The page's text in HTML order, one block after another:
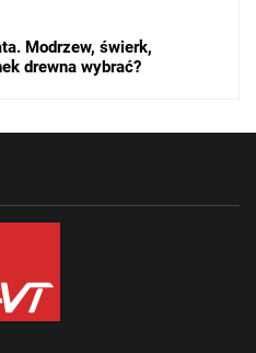
Modrzew, świerk,
drewna wybrać?